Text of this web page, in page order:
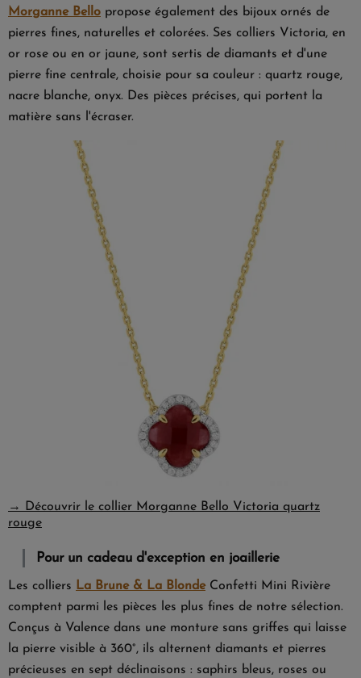
Morganne Bello propose également des bijoux ornés de
pierres fines, naturelles et colorées. Ses colliers Victoria, en
or rose ou en or jaune, sont sertis de diamants et d'une
pierre fine centrale, choisie pour sa couleur : quartz rouge,
nacre blanche, onyx. Des pièces précises, qui portent la
matière sans l'écraser.
→ Découvrir le collier Morganne Bello Victoria quartz
rouge
Pour un cadeau d'exception en joaillerie
Les colliers La Brune & La BlondeConfetti Mini Rivière
comptent parmi les pièces les plus fines de notre sélection.
Conçus à Valence dans une monture sans griffes qui laisse
la pierre visible à 360°, ils alternent diamants et pierres
précieuses en sept déclinaisons : saphirs bleus, roses ou